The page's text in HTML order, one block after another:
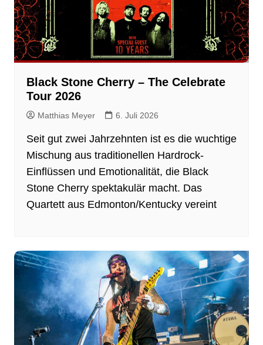
Black Stone Cherry – The Celebrate
Tour 2026
Matthias Meyer 6. Juli 2026
Seit gut zwei Jahrzehnten ist es die wuchtige
Mischung aus traditionellen Hardrock-
Einflüssen und Emotionalität, die Black
Stone Cherry spektakulär macht. Das
Quartett aus Edmonton/Kentucky vereint